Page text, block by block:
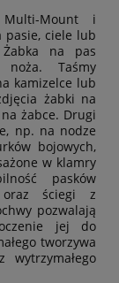
Multi-Mount i
pasie, ciele lub
Żabka na pas
noża. Taśmy
kamizelce lub
żabki na
żabce. Drugi
np. na nodze
bojowych,
w klamry
pasków
oraz ściegi z
pozwalają
jej do
tworzywa
wytrzymałego